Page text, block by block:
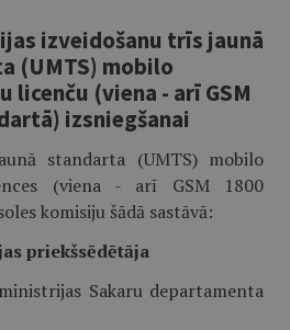
izveidošanu trīs jaunā
(UMTS) mobilo
licenču (viena - arī GSM
izsniegšanai
standarta (UMTS) mobilo
(viena - arī GSM 1800
komisiju šādā sastāvā:
priekšsēdētāja
Sakaru departamenta